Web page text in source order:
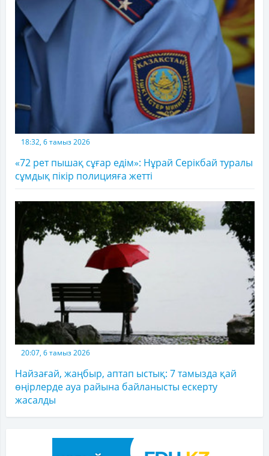
18:32, 6 тамыз 2026
«72 рет пышақ сұғар едім»: Нұрай Серікбай туралы
сұмдық пікір полицияға жетті
20:07, 6 тамыз 2026
Найзағай, жаңбыр, аптап ыстық: 7 тамызда қай
өңірлерде ауа райына байланысты ескерту
жасалды